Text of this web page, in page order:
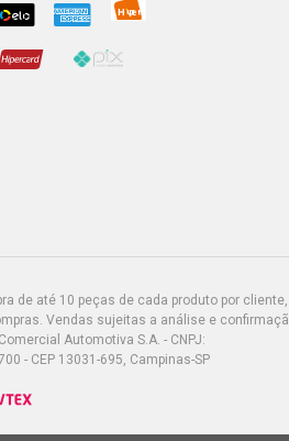
até 10 peças de cada produto por
Vendas sujeitas a análise e
Automotiva S.A. - CNPJ:
- CEP 13031-695, Campinas-SP